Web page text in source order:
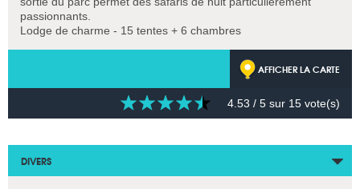
passionnants.
Lodge de charme - 15 tentes + 6 chambres
AFFICHER LA CARTE
4.53 / 5 sur 15 vote(s)
DIVERS